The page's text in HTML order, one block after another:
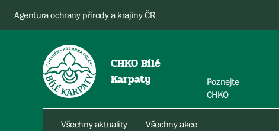
Agentura ochrany přírody a krajiny ČR
CHKO Bílé
Karpaty
Poznejte
CHKO
Všechny aktuality Všechny akce